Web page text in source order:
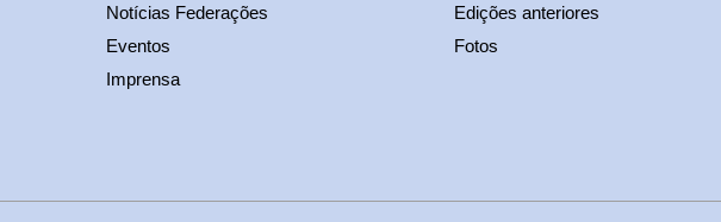
Notícias Federações
Eventos
Imprensa
Edições anteriores
Fotos